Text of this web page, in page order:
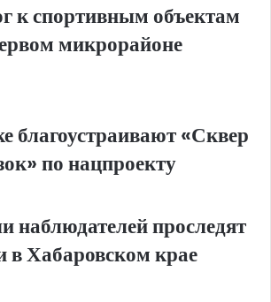
к спортивным объектам
микрорайоне
благоустраивают «Сквер
по нацпроекту
наблюдателей проследят
в Хабаровском крае